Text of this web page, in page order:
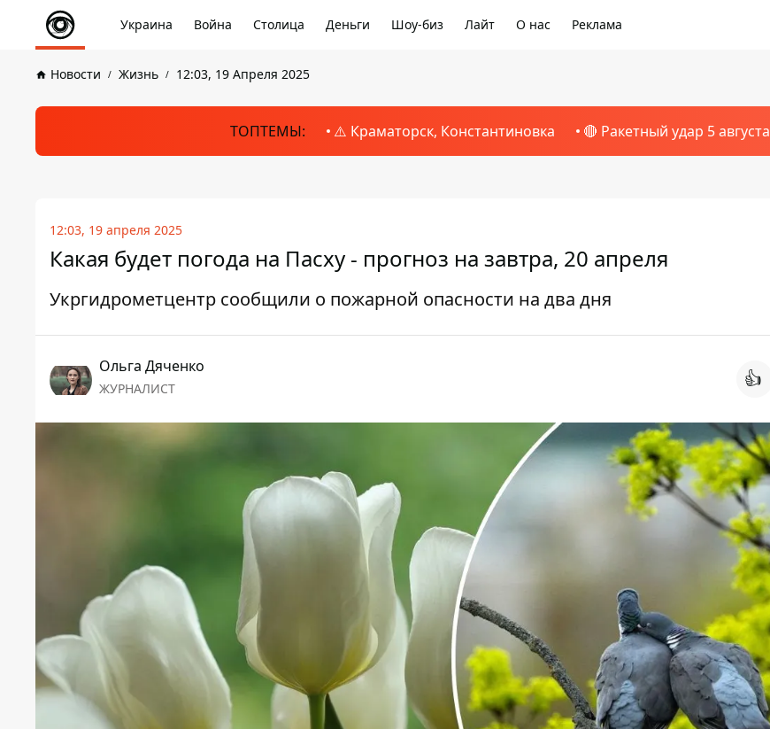
Украина Война Столица Деньги Шоу-биз Лайт О нас Реклама
Новости Жизнь 12:03, 19 Апреля 2025
ТОПТЕМЫ: ⚠️ Краматорск, Константиновка 🔴 Ракетный удар 5 августа
12:03, 19 апреля 2025
Какая будет погода на Пасху - прогноз на завтра, 20 апреля
Укргидрометцентр сообщили о пожарной опасности на два дня
Ольга Дяченко
ЖУРНАЛИСТ 👍